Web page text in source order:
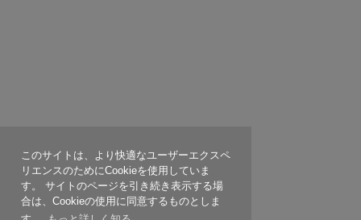
このサイトは、より快適なユーザーエクスペ
リエンスのためにCookieを使用していま
す。 サイトのページを引き続き表示する場
合は、Cookieの使用に同意するものとしま